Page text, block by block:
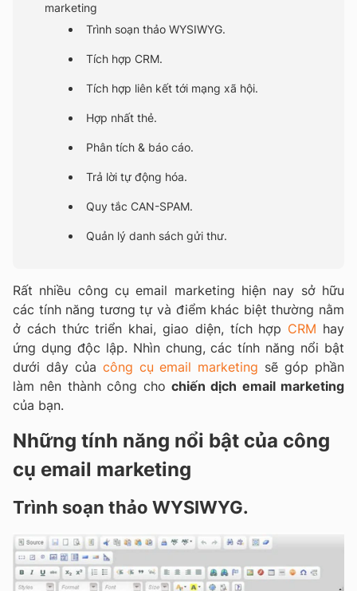
marketing
Trình soạn thảo WYSIWYG.
Tích hợp CRM.
Tích hợp liên kết tới mạng xã hội.
Hợp nhất thẻ.
Phân tích & báo cáo.
Trả lời tự động hóa.
Quy tắc CAN-SPAM.
Quản lý danh sách gửi thư.
Rất nhiều công cụ email marketing hiện nay sở hữu
các tính năng tương tự và điểm khác biệt thường nằm
ở cách thức triển khai, giao diện, tích hợp CRM hay
ứng dụng độc lập. Nhìn chung, các tính năng nổi bật
dưới dây của công cụ email marketing sẽ góp phần
làm nên thành công cho chiến dịch email marketing
của bạn.
Những tính năng nổi bật của công
cụ email marketing
Trình soạn thảo WYSIWYG.